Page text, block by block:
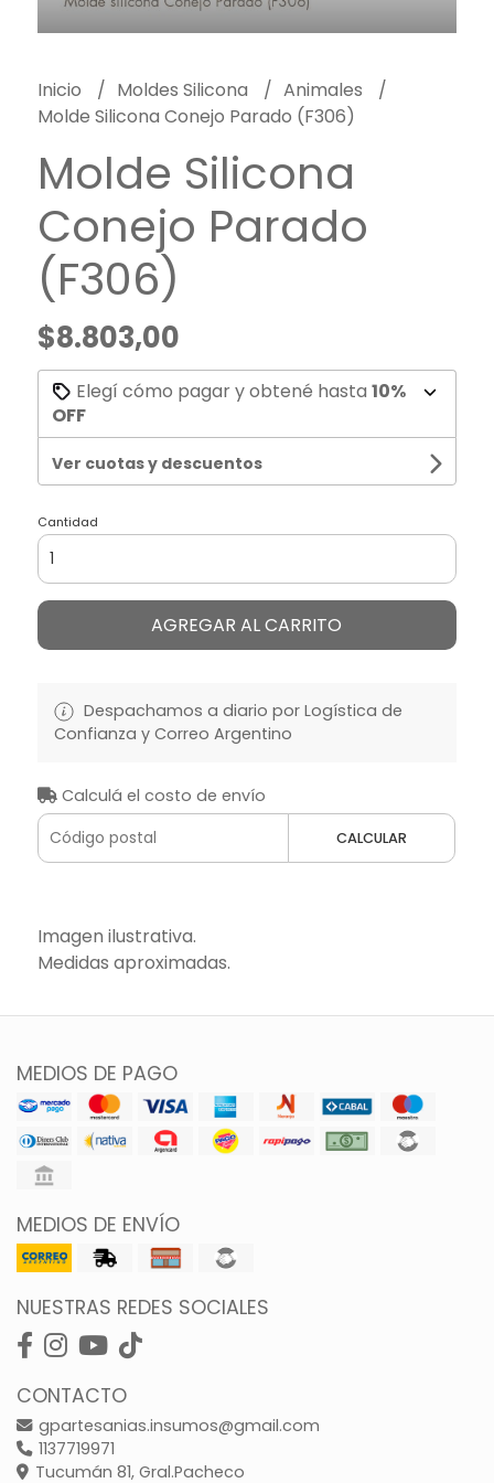
Inicio Moldes Silicona
Animales
Molde Silicona Conejo Parado (F306)
Molde Silicona
Conejo Parado
(F306)
$8.803,00
Elegí cómo pagar y obtené hasta 10%
OFF
Ver cuotas y descuentos
Cantidad
AGREGAR AL CARRITO
Despachamos a diario por Logística de
Confianza y Correo Argentino
Calculá el costo de envío
CALCULAR
Imagen ilustrativa.
Medidas aproximadas.
MEDIOS DE PAGO
MEDIOS DE ENVÍO
NUESTRAS REDES SOCIALES
CONTACTO
gpartesanias.insumos@gmail.com
1137719971
Tucumán 81, Gral.Pacheco